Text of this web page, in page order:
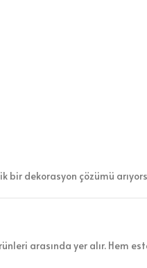
bir dekorasyon çözümü
arasında yer alır. Hem